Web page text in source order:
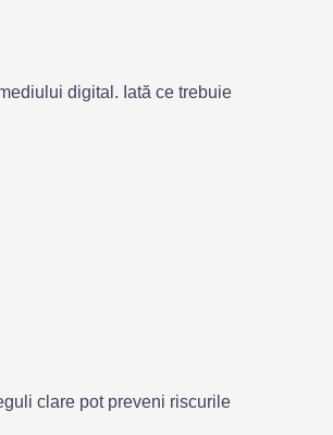
digital. Iată ce trebuie
clare pot preveni riscurile